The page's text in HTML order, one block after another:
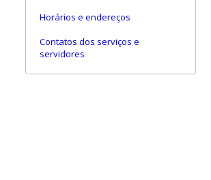
Horários e endereços
Contatos dos serviços e
servidores